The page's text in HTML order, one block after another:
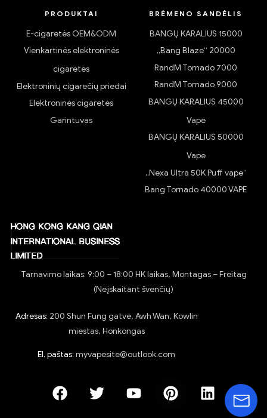
PRODUKTAI
E-cigaretės OEM&ODM
Vienkartinės elektroninės
cigaretės
Elektroninių cigarečių priedai
Elektroninės cigaretės
Garintuvas
BRĖMENO SANDĖLIS
BANGŲ KARALIUS 15000
„Bang Blaze“ 20000
RandM Tornado 7000
RandM Tornado 9000
BANGŲ KARALIUS 45000
Vape
BANGŲ KARALIUS 50000
Vape
„Nexa Ultra 50K Puff vape“
Bang Tornado 40000 VAPE
Tarnavimo laikas: 9:00 – 18:00 HK laikas, Montagas – Freitag
(Neįskaitant švenčių)
Adresas: 200 Shun Fung gatvė, Awh Wan, Kowlin
miestas, Honkongas
El. paštas: myvapesite@outlook.com